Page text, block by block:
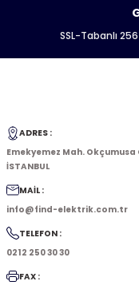
SSL-Tabanlı
ADRES :
Emekyemez Mah. Okçumusa
İSTANBUL
MAİL :
info@find-elektrik.com.tr
TELEFON :
0212 250 30 30
FAX :